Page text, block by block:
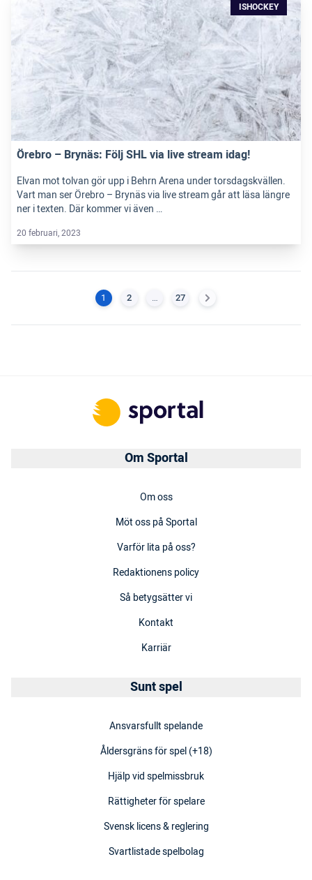
ISHOCKEY
Örebro – Brynäs: Följ SHL via live stream idag!
Elvan mot tolvan gör upp i Behrn Arena under torsdagskvällen.
Vart man ser Örebro – Brynäs via live stream går att läsa längre
ner i texten. Där kommer vi även …
20 februari, 2023
1 2 … 27
Om Sportal
Om oss
Möt oss på Sportal
Varför lita på oss?
Redaktionens policy
Så betygsätter vi
Kontakt
Karriär
Sunt spel
Ansvarsfullt spelande
Åldersgräns för spel (+18)
Hjälp vid spelmissbruk
Rättigheter för spelare
Svensk licens & reglering
Svartlistade spelbolag